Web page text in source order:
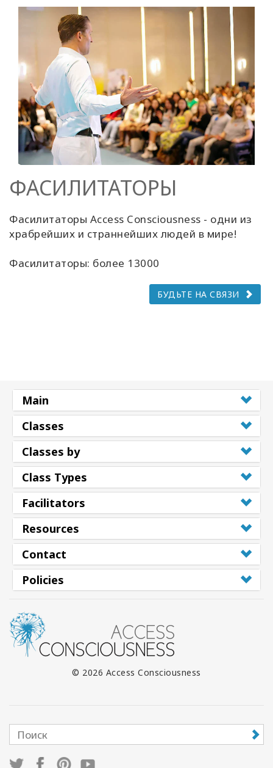
ФАСИЛИТАТОРЫ
Фасилитаторы Access Consciousness - одни из
храбрейших и страннейших людей в мире!
Фасилитаторы: более 13000
БУДЬТЕ НА СВЯЗИ
Main
Classes
Classes by
Class Types
Facilitators
Resources
Contact
Policies
© 2026 Access Consciousness